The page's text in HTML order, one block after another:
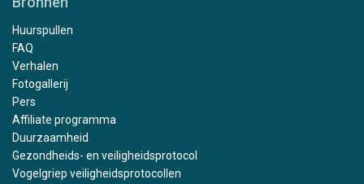
Huurspullen
FAQ
Verhalen
Fotogallerij
Pers
Affiliate programma
Duurzaamheid
Gezondheids- en veiligheidsprotocol
Vogelgriep veiligheidsprotocollen